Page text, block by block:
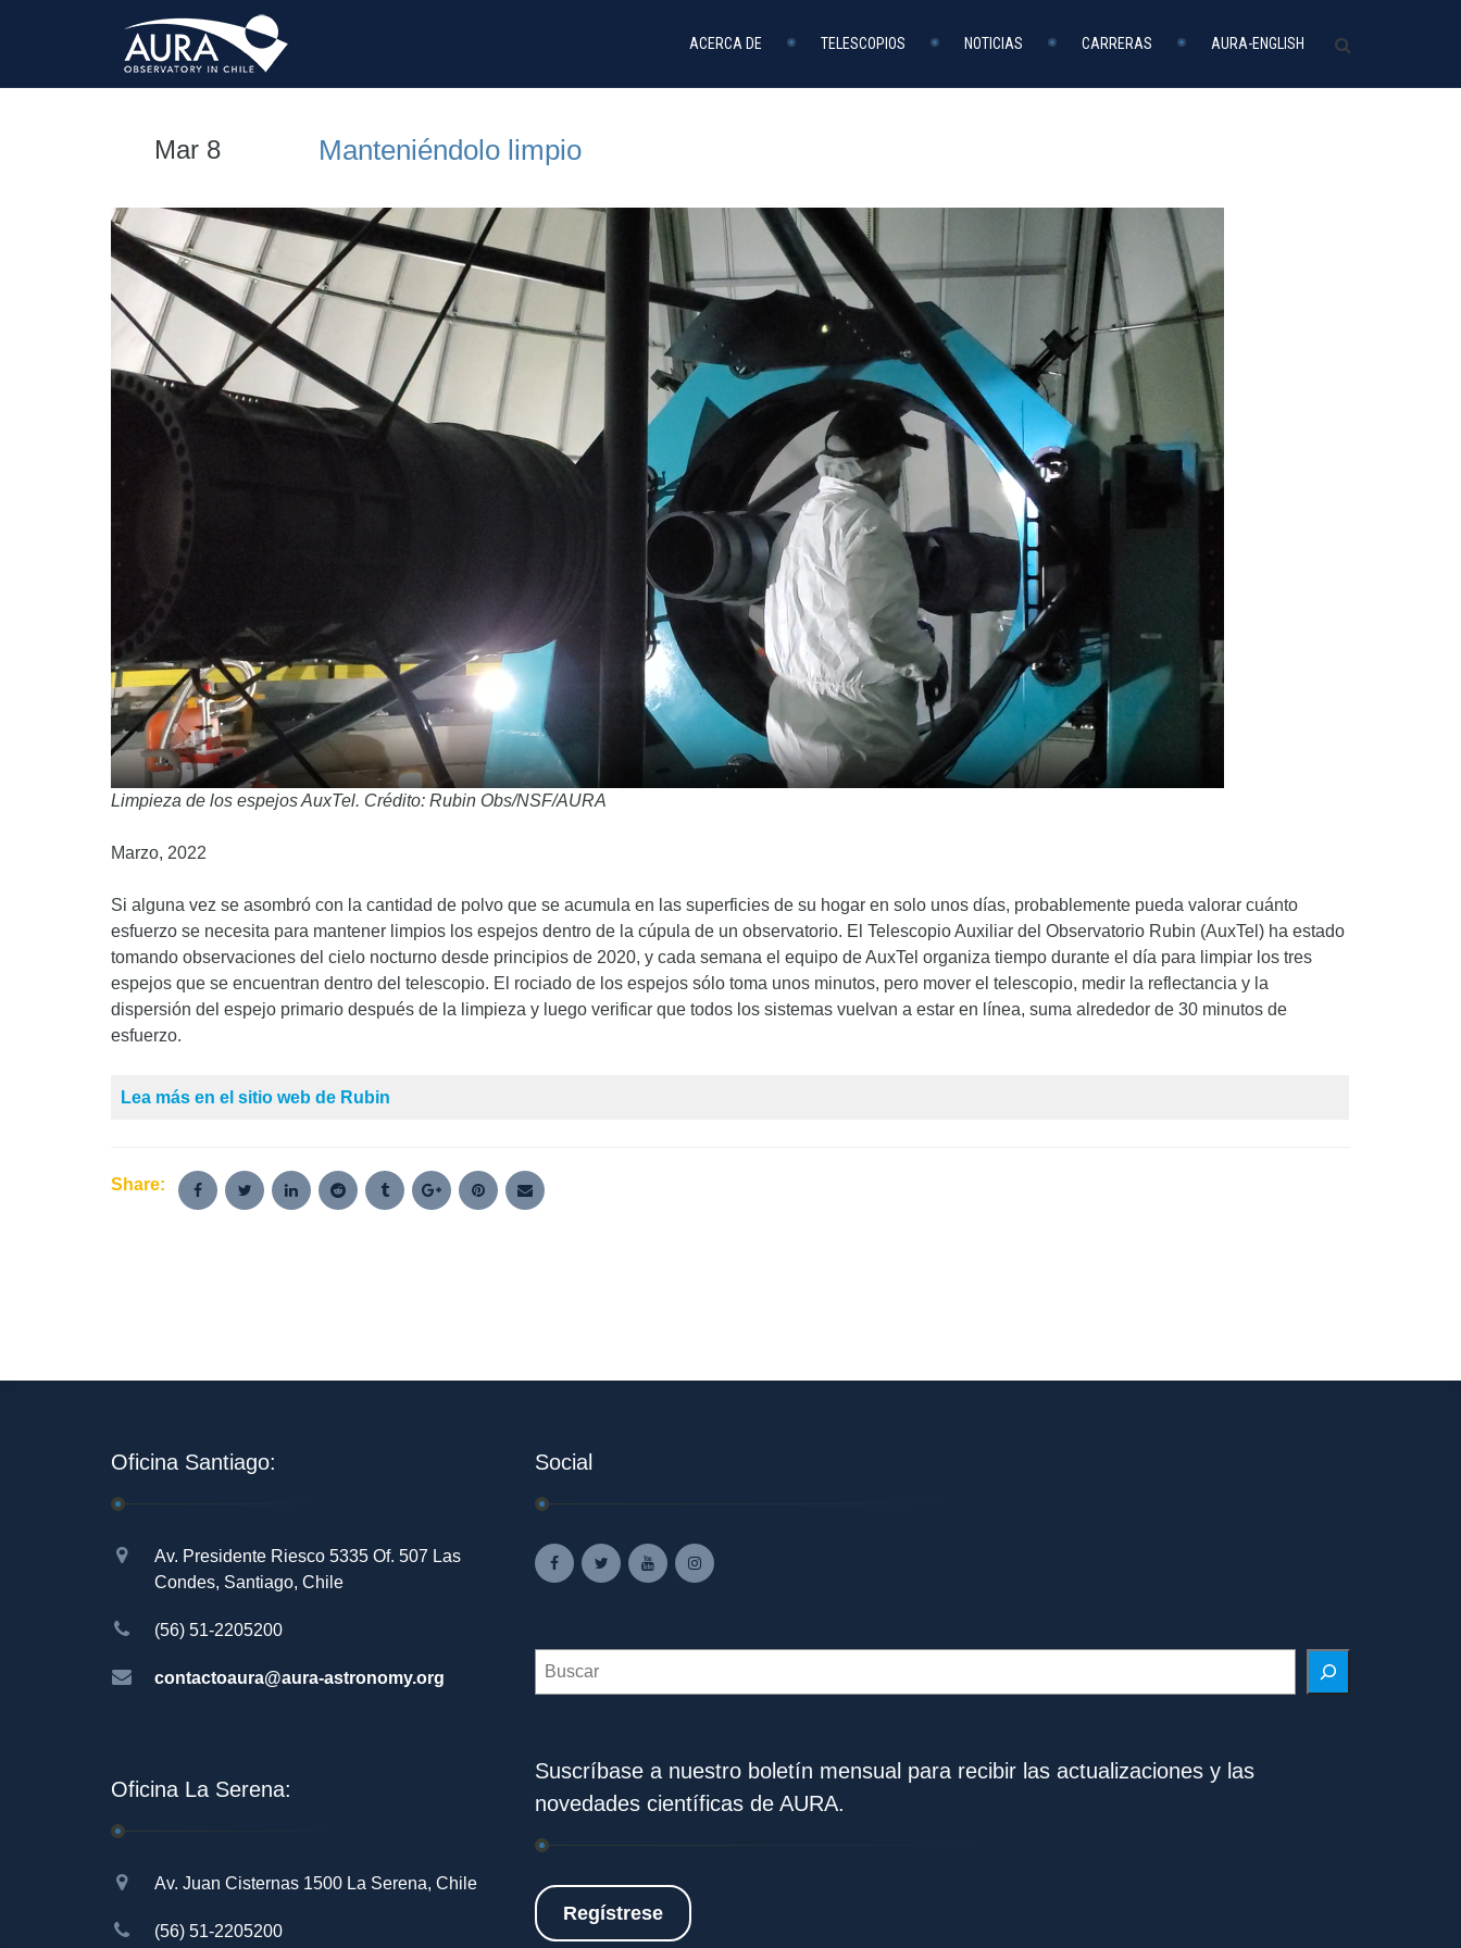
ACERCA DE TELESCOPIOS NOTICIAS CARRERAS AURA-ENGLISH
Mar 8 Manteniéndolo limpio
Limpieza de los espejos AuxTel. Crédito: Rubin Obs/NSF/AURA
Marzo, 2022
Si alguna vez se asombró con la cantidad de polvo que se acumula en las superficies de su hogar en solo unos días, probablemente pueda valorar cuánto
esfuerzo se necesita para mantener limpios los espejos dentro de la cúpula de un observatorio. El Telescopio Auxiliar del Observatorio Rubin (AuxTel) ha estado
tomando observaciones del cielo nocturno desde principios de 2020, y cada semana el equipo de AuxTel organiza tiempo durante el día para limpiar los tres
espejos que se encuentran dentro del telescopio. El rociado de los espejos sólo toma unos minutos, pero mover el telescopio, medir la reflectancia y la
dispersión del espejo primario después de la limpieza y luego verificar que todos los sistemas vuelvan a estar en línea, suma alrededor de 30 minutos de
esfuerzo.
Lea más en el sitio web de Rubin
Share:
Oficina Santiago:
Av. Presidente Riesco 5335 Of. 507 Las
Condes, Santiago, Chile
(56) 51-2205200
contactoaura@aura-astronomy.org
Oficina La Serena:
Av. Juan Cisternas 1500 La Serena, Chile
(56) 51-2205200
Social
Search
Suscríbase a nuestro boletín mensual para recibir las actualizaciones y las
novedades científicas de AURA.
Regístrese